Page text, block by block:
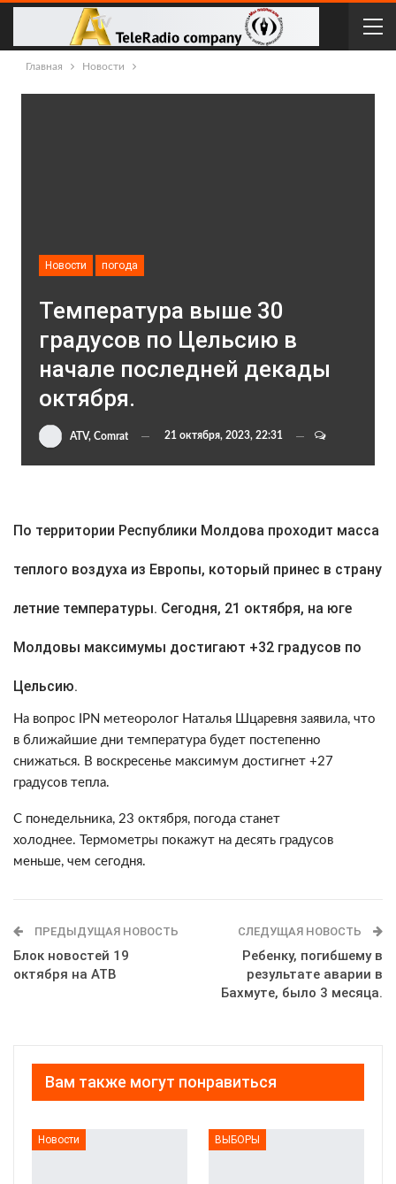
Главная Новости
Новости погода
Температура выше 30
градусов по Цельсию в
начале последней декады
октября.
ATV, Comrat 21 октября, 2023, 22:31
По территории Республики Молдова проходит масса
теплого воздуха из Европы, который принес в страну
летние температуры. Сегодня, 21 октября, на юге
Молдовы максимумы достигают +32 градусов по
Цельсию.
На вопрос IPN метеоролог Наталья Шцаревня заявила, что
в ближайшие дни температура будет постепенно
снижаться. В воскресенье максимум достигнет +27
градусов тепла.
С понедельника, 23 октября, погода станет
холоднее. Термометры покажут на десять градусов
меньше, чем сегодня.
ПРЕДЫДУЩАЯ НОВОСТЬ
Блок новостей 19
октября на АТВ
СЛЕДУЩАЯ НОВОСТЬ
Ребенку, погибшему в
результате аварии в
Бахмуте, было 3 месяца.
Вам также могут понравиться
Новости ВЫБОРЫ